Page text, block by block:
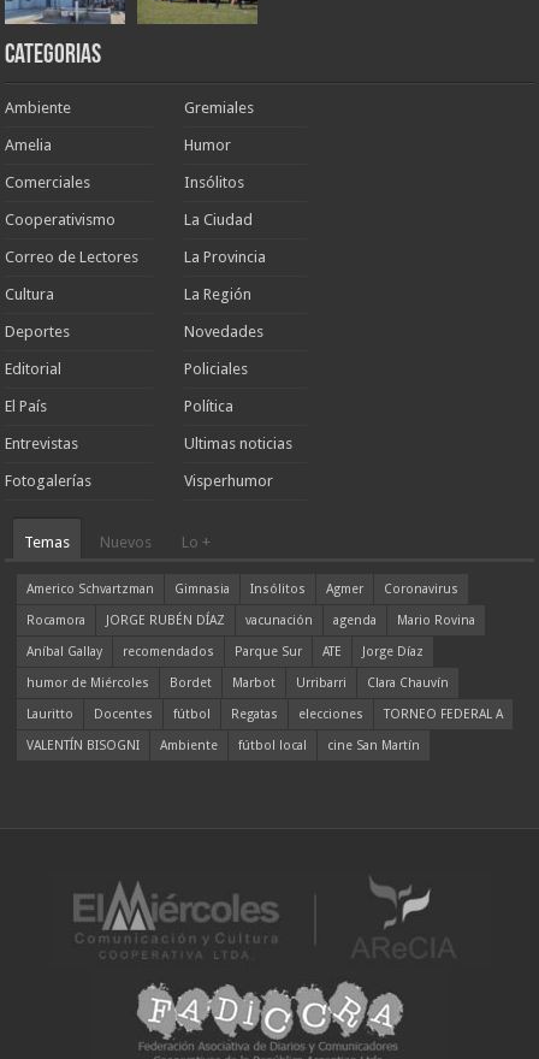
Categorias
Ambiente
Amelia
Comerciales
Cooperativismo
Correo de Lectores
Cultura
Deportes
Editorial
El País
Entrevistas
Fotogalerías
Gremiales
Humor
Insólitos
La Ciudad
La Provincia
La Región
Novedades
Policiales
Política
Ultimas noticias
Visperhumor
Temas Nuevos Lo +
Americo Schvartzman Gimnasia Insólitos Agmer
Coronavirus
Rocamora
JORGE RUBÉN DÍAZ vacunación agenda
Mario Rovina
Aníbal Gallay
recomendados Parque Sur ATE
Jorge Díaz
humor de Miércoles
Bordet Marbot Urribarri
Clara Chauvín
Lauritto
Docentes fútbol Regatas elecciones
TORNEO FEDERAL A
VALENTÍN BISOGNI
Ambiente fútbol local cine San Martín